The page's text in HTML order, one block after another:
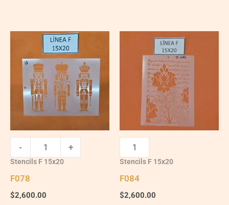
- +
Stencils F 15x20
F078
$2,600.00
Stencils F 15x20
F084
$2,600.00